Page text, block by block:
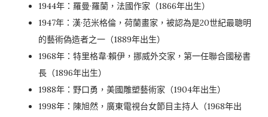
1944年：羅曼·羅蘭，法國作家（1866年出生）
1947年：漢·范米格倫，荷蘭畫家，被認為是20世紀最聰明
的藝術偽造者之一（1889年出生）
1968年：特里格韋·賴伊，挪威外交家，第一任聯合國秘書
長（1896年出生）
1988年：野口勇，美國雕塑藝術家（1904年出生）
1998年：陳旭然，廣東電視台女節目主持人（1968年出